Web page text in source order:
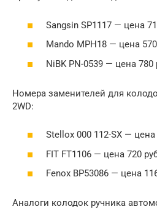
Sangsin SP1117 — цена
Mando MPH18 — цена
NiBK PN-0539 — цена 780
Номера заменителей для
2WD:
Stellox 000 112-SX — цена
FIT FT1106 — цена 720
Fenox BP53086 — цена
Аналоги колодок ручника